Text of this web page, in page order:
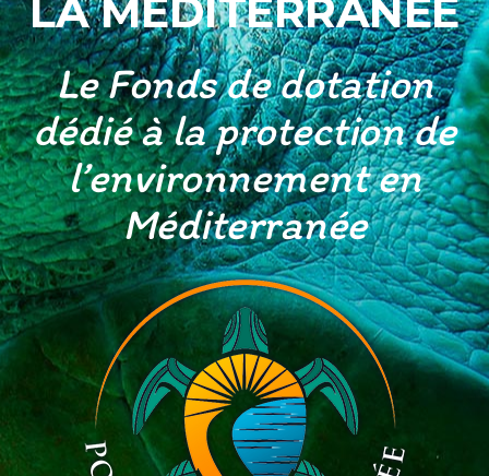
LA MÉDITERRANÉE
Le Fonds de dotation
dédié à la protection de
l’environnement en
Méditerranée